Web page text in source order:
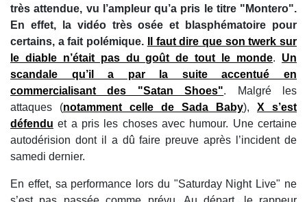
très attendue, vu l’ampleur qu’a pris le titre "Montero".
En effet, la vidéo très osée et blasphématoire pour
certains, a fait polémique.
Il faut dire que son twerk sur
le diable n’était pas du goût de tout le monde. Un
scandale qu’il a par la suite accentué en
commercialisant des "Satan Shoes". Malgré les
attaques (notamment celle de Sada Baby), X s’est
défendu et a pris les choses avec humour. Une certaine
autodérision dont il a dû faire preuve après l’incident de
samedi dernier.
En effet, sa performance lors du "Saturday Night Live" ne